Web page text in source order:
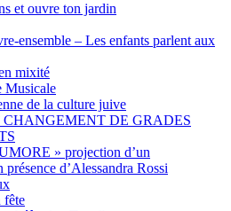
et ouvre ton jardin
ensemble – Les enfants parlent aux
mixité
Musicale
de la culture juive
DE GRADES
» projection d’un
présence d’Alessandra Rossi
fête